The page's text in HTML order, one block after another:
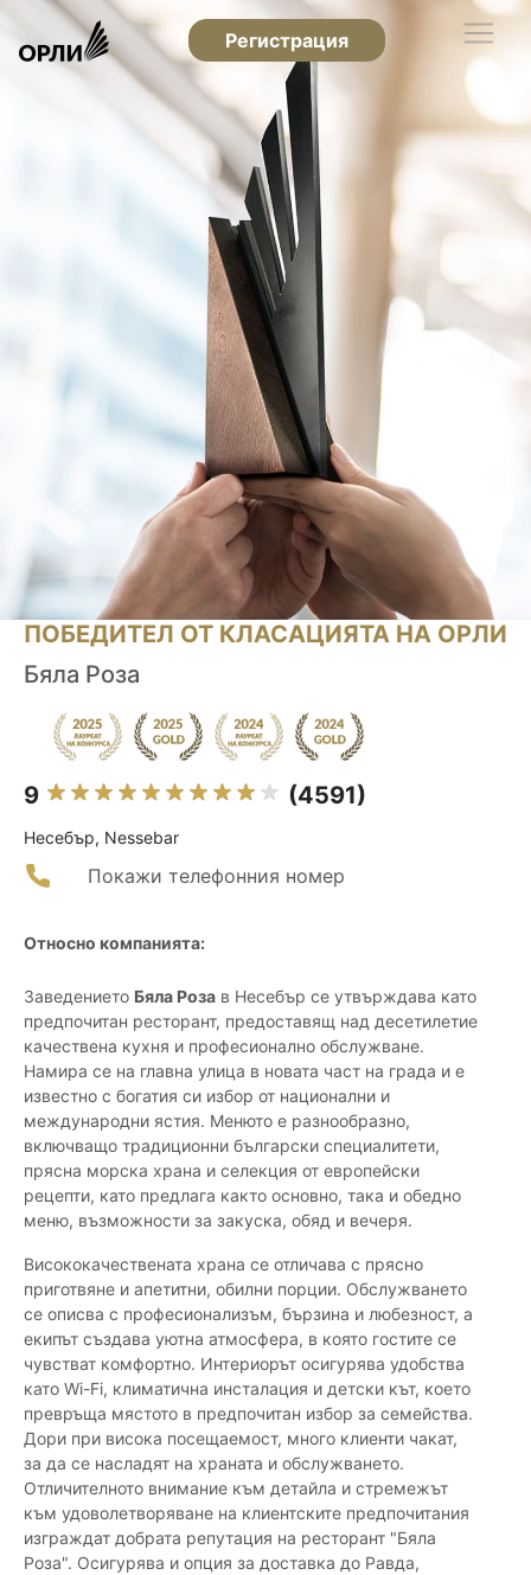
Регистрация
ПОБЕДИТЕЛ ОТ КЛАСАЦИЯТА НА ОРЛИ
Бяла Розa
9 (4591)
Несебър, Nessebar
Покажи телефонния номер
Относно компанията:
Заведението Бяла Роза в Несебър се утвърждава като
предпочитан ресторант, предоставящ над десетилетие
качествена кухня и професионално обслужване.
Намира се на главна улица в новата част на града и е
известно с богатия си избор от национални и
международни ястия. Менюто е разнообразно,
включващо традиционни български специалитети,
прясна морска храна и селекция от европейски
рецепти, като предлага както основно, така и обедно
меню, възможности за закуска, обяд и вечеря.
Висококачествената храна се отличава с прясно
приготвяне и апетитни, обилни порции. Обслужването
се описва с професионализъм, бързина и любезност, а
екипът създава уютна атмосфера, в която гостите се
чувстват комфортно. Интериорът осигурява удобства
като Wi-Fi, климатична инсталация и детски кът, което
превръща мястото в предпочитан избор за семейства.
Дори при висока посещаемост, много клиенти чакат,
за да се насладят на храната и обслужването.
Отличителното внимание към детайла и стремежът
към удоволетворяване на клиентските предпочитания
изграждат добрата репутация на ресторант "Бяла
Роза". Осигурява и опция за доставка до Равда,